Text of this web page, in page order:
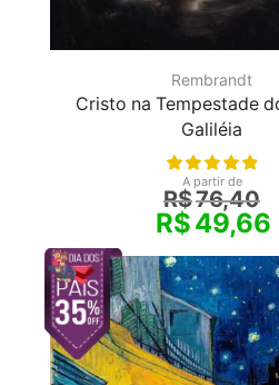
Rembrandt
Cristo na Tempestade
Galiléia
A partir de
R$76,40
R$49,66